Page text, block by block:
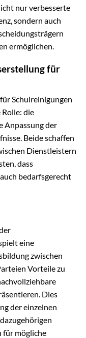
nur verbesserte
sondern auch
ermöglichen.
für
Schulreinigungen
die
Anpassung der
Beide schaffen
Dienstleistern
dass
bedarfsgerecht
eine
zwischen
Vorteile zu
Dies
der einzelnen
für mögliche